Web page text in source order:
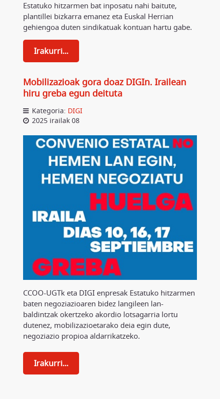
Estatuko hitzarmen bat inposatu nahi baitute,
plantillei bizkarra emanez eta Euskal Herrian
gehiengoa duten sindikatuak kontuan hartu gabe.
Irakurri...
Mobilizazioak gora doaz DIGIn. Irailean
hiru greba egun deituta
Kategoria: DIGI
2025 irailak 08
CCOO-UGTk eta DIGI enpresak Estatuko hitzarmen
baten negoziazioaren bidez langileen lan-
baldintzak okertzeko akordio lotsagarria lortu
dutenez, mobilizazioetarako deia egin dute,
negoziazio propioa aldarrikatzeko.
Irakurri...